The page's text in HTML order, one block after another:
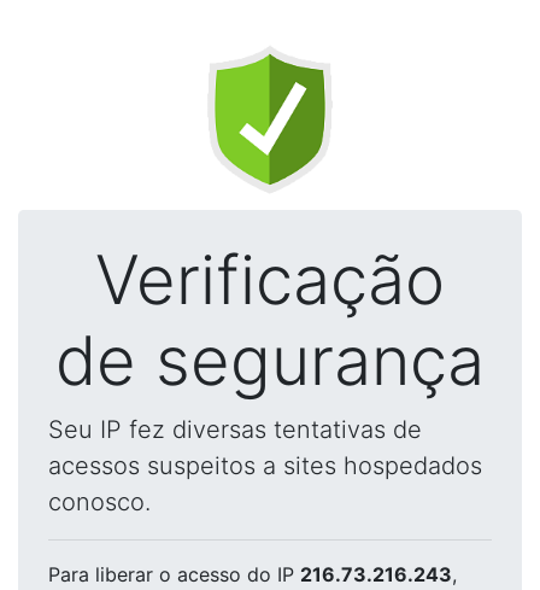
Verificação
de segurança
Seu IP fez diversas tentativas de
acessos suspeitos a sites hospedados
conosco.
Para liberar o acesso do IP 216.73.216.243,